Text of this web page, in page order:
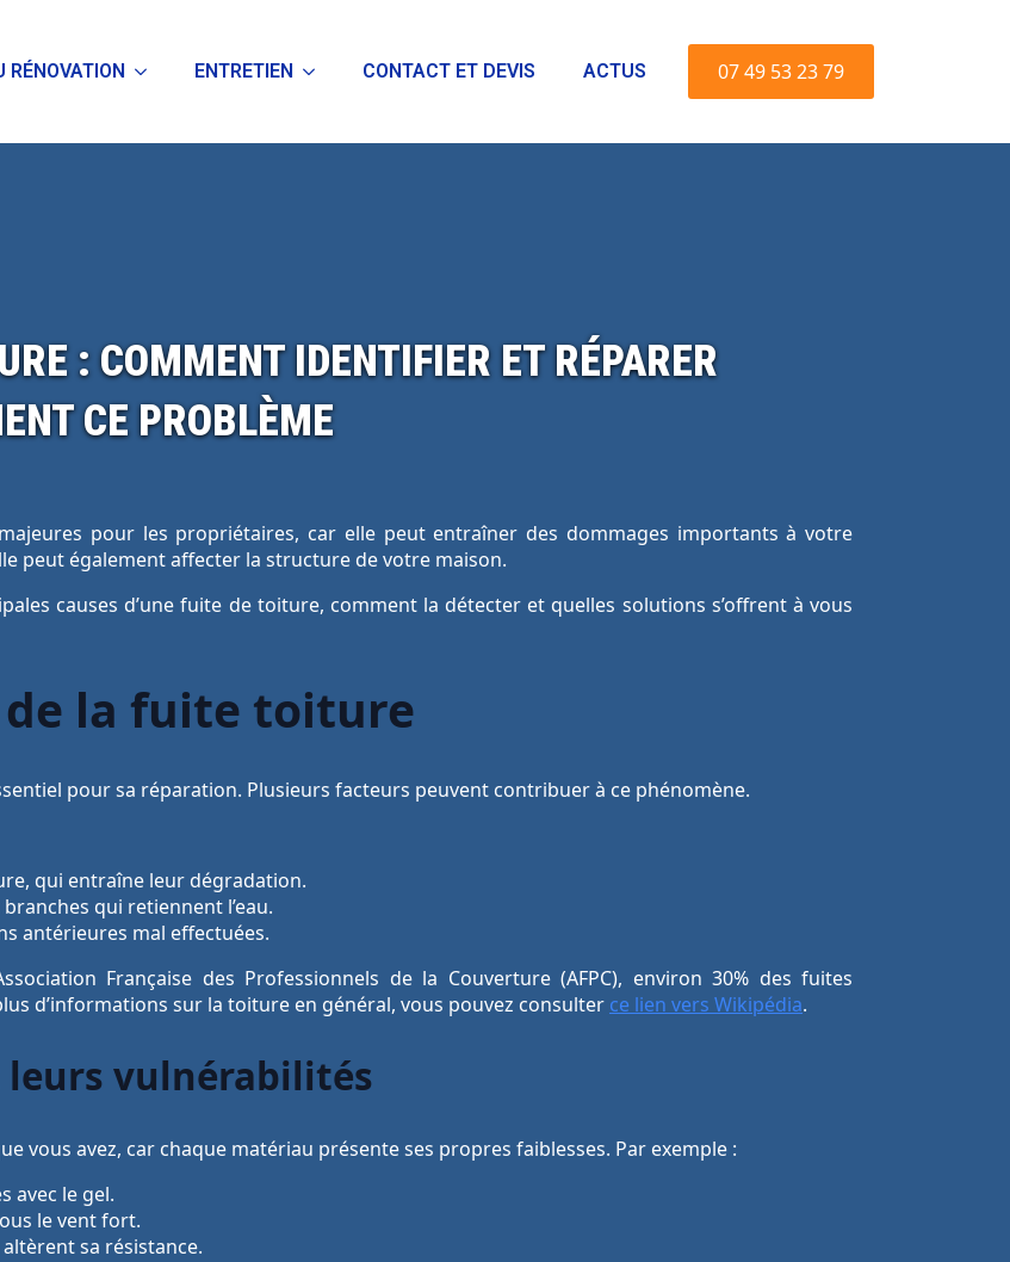
RÉNOVATION ENTRETIEN CONTACT ET DEVIS ACTUS 07 49 53 23 79
: COMMENT IDENTIFIER ET RÉPARER
CE PROBLÈME
pour les propriétaires, car elle peut entraîner des dommages importants à votre
peut également affecter la structure de votre maison.
causes d’une fuite de toiture, comment la détecter et quelles solutions s’offrent à vous
de la fuite toiture
pour sa réparation. Plusieurs facteurs peuvent contribuer à ce phénomène.
qui entraîne leur dégradation.
qui retiennent l’eau.
antérieures mal effectuées.
Française des Professionnels de la Couverture (AFPC), environ 30% des fuites
d’informations sur la toiture en général, vous pouvez consulter ce lien vers Wikipédia.
leurs vulnérabilités
vous avez, car chaque matériau présente ses propres faiblesses. Par exemple :
avec le gel.
le vent fort.
sa résistance.